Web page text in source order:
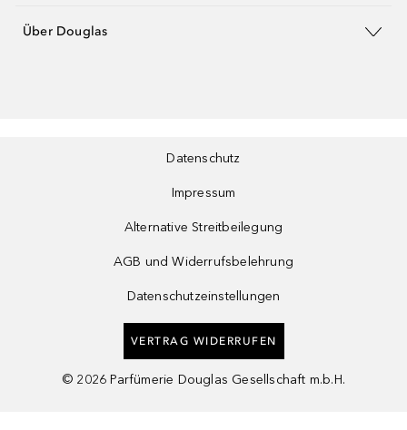
Über Douglas
Datenschutz
Impressum
Alternative Streitbeilegung
AGB und Widerrufsbelehrung
Datenschutzeinstellungen
VERTRAG WIDERRUFEN
© 2026 Parfümerie Douglas Gesellschaft m.b.H.